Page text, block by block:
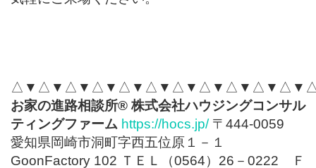
お家の進路相談所® 株式会社ハウジングコンサル
ティングファーム https://hocs.jp/〒444-0059
愛知県岡崎市洞町字西五位原１－１
GoonFactory 102 ＴＥＬ（0564）26－0222 Ｆ